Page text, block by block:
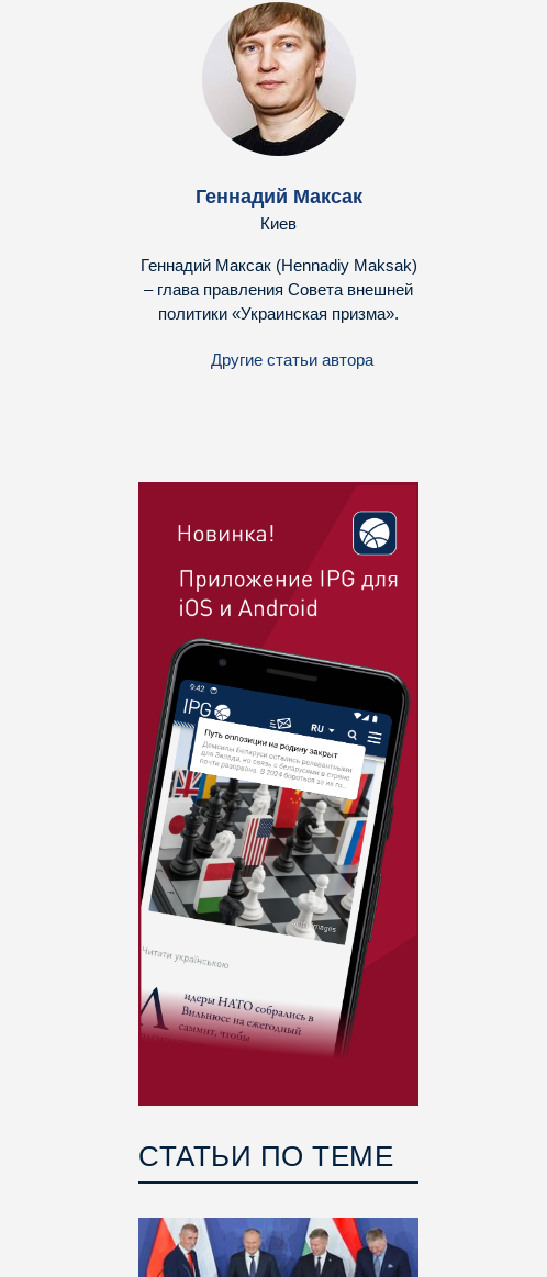
Геннадий Максак
Киев
Геннадий Максак (Hennadiy Maksak)
– глава правления Совета внешней
политики «Украинская призма».
Другие статьи автора
СТАТЬИ ПО ТЕМЕ